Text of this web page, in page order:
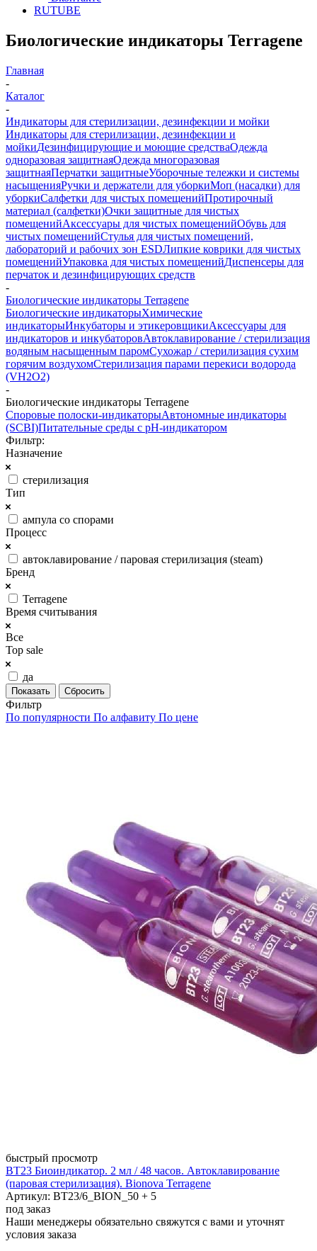
RUTUBE
Биологические индикаторы Terragene
Главная
-
Каталог
-
Индикаторы для стерилизации, дезинфекции и мойки
Индикаторы для стерилизации, дезинфекции и
мойкиДезинфицирующие и моющие средстваОдежда
одноразовая защитнаяОдежда многоразовая
защитнаяПерчатки защитныеУборочные тележки и системы
насыщенияРучки и держатели для уборкиМоп (насадки) для
уборкиСалфетки для чистых помещенийПротирочный
материал (салфетки)Очки защитные для чистых
помещенийАксессуары для чистых помещенийОбувь для
чистых помещенийСтулья для чистых помещений,
лабораторий и рабочих зон ESDЛипкие коврики для чистых
помещенийУпаковка для чистых помещенийДиспенсеры для
перчаток и дезинфицирующих средств
-
Биологические индикаторы Terragene
Биологические индикаторыХимические
индикаторыИнкубаторы и этикеровщикиАксессуары для
индикаторов и инкубаторовАвтоклавирование / стерилизация
водяным насыщенным паромСухожар / стерилизация сухим
горячим воздухомСтерилизация парами перекиси водорода
(VH2O2)
-
Биологические индикаторы Terragene
Споровые полоски-индикаторыАвтономные индикаторы
(SCBI)Питательные среды с рН-индикатором
Фильтр:
Назначение
стерилизация
Тип
ампула со спорами
Процесс
автоклавирование / паровая стерилизация (steam)
Бренд
Terragene
Время считывания
Все
Top sale
да
Сбросить
Фильтр
По популярности По алфавиту По цене
быстрый просмотр
BT23 Биоиндикатор. 2 мл / 48 часов. Автоклавирование
(паровая стерилизация). Bionova Terragene
Артикул: BT23/6_BION_50 + 5
под заказ
Наши менеджеры обязательно свяжутся с вами и уточнят
условия заказа